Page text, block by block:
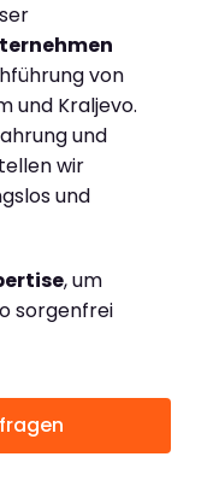
von
und Kraljevo.
und
wir
und
, um
sorgenfrei